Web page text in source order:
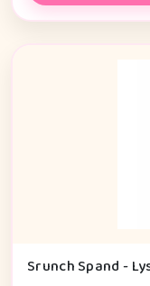
Srunch Spand -